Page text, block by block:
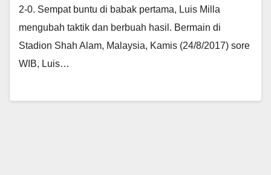
2-0. Sempat buntu di babak pertama, Luis Milla
mengubah taktik dan berbuah hasil. Bermain di
Stadion Shah Alam, Malaysia, Kamis (24/8/2017) sore
WIB, Luis…